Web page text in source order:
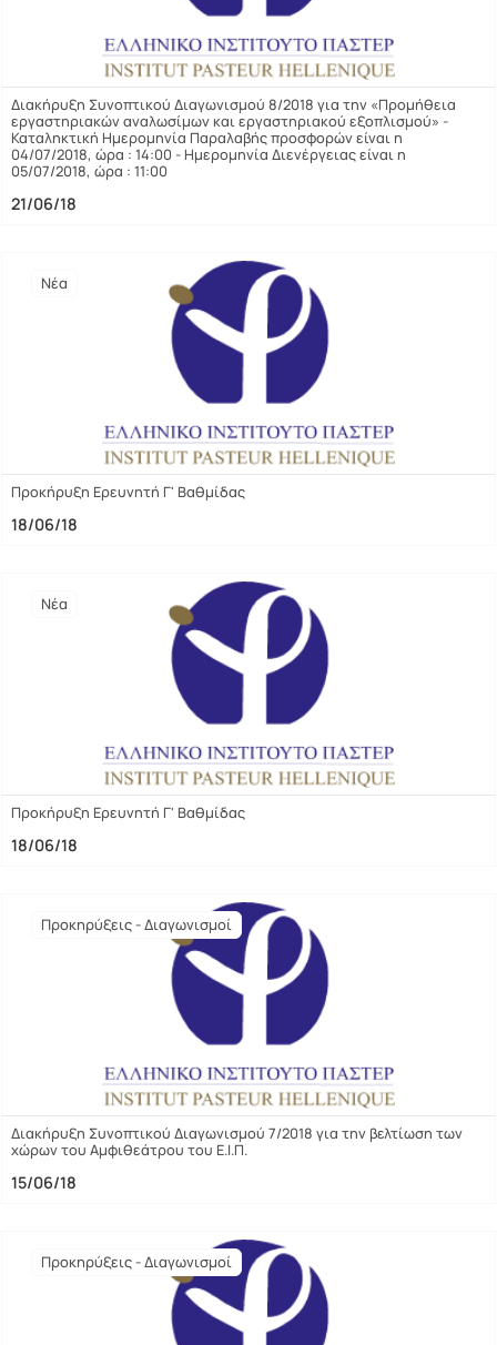
Διακήρυξη Συνοπτικού Διαγωνισμού 8/2018 για την «Προμήθεια
εργαστηριακών αναλωσίμων και εργαστηριακού εξοπλισμού» -
Καταληκτική Ημερομηνία Παραλαβής προσφορών είναι η
04/07/2018, ώρα : 14:00 - Ημερομηνία Διενέργειας είναι η
05/07/2018, ώρα : 11:00
21/06/18
Νέα
Προκήρυξη Ερευνητή Γ' Βαθμίδας
18/06/18
Νέα
Προκήρυξη Ερευνητή Γ' Βαθμίδας
18/06/18
Προκηρύξεις - Διαγωνισμοί
Διακήρυξη Συνοπτικού Διαγωνισμού 7/2018 για την βελτίωση των
χώρων του Αμφιθεάτρου του Ε.Ι.Π.
15/06/18
Προκηρύξεις - Διαγωνισμοί